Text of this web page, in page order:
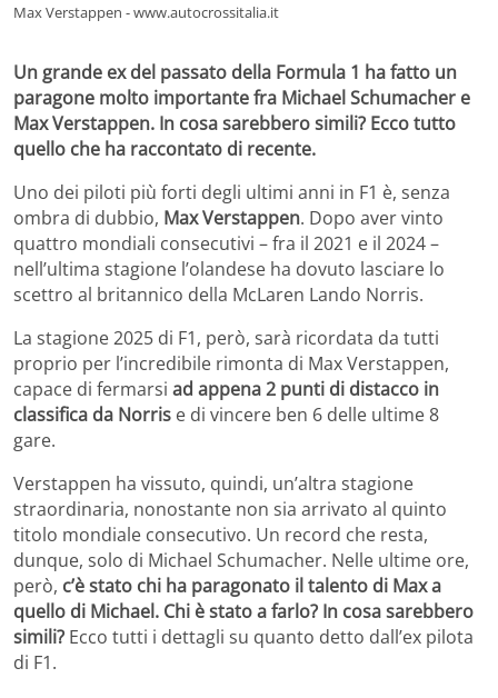
Max Verstappen - www.autocrossitalia.it
Un grande ex del passato della Formula 1 ha fatto un
paragone molto importante fra Michael Schumacher e
Max Verstappen. In cosa sarebbero simili? Ecco tutto
quello che ha raccontato di recente.
Uno dei piloti più forti degli ultimi anni in F1 è, senza
ombra di dubbio, Max Verstappen. Dopo aver vinto
quattro mondiali consecutivi – fra il 2021 e il 2024 –
nell’ultima stagione l’olandese ha dovuto lasciare lo
scettro al britannico della McLaren Lando Norris.
La stagione 2025 di F1, però, sarà ricordata da tutti
proprio per l’incredibile rimonta di Max Verstappen,
capace di fermarsi ad appena 2 punti di distacco in
classifica da Norris e di vincere ben 6 delle ultime 8
gare.
Verstappen ha vissuto, quindi, un’altra stagione
straordinaria, nonostante non sia arrivato al quinto
titolo mondiale consecutivo. Un record che resta,
dunque, solo di Michael Schumacher. Nelle ultime ore,
però, c’è stato chi ha paragonato il talento di Max a
quello di Michael. Chi è stato a farlo? In cosa sarebbero
simili? Ecco tutti i dettagli su quanto detto dall’ex pilota
di F1.